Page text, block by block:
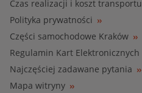
Czas realizacji i koszt transportu
Polityka prywatności
Części samochodowe Kraków
Regulamin Kart Elektronicznych
Najczęściej zadawane pytania
Mapa witryny